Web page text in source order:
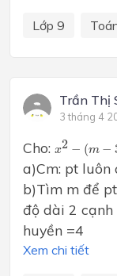
Lớp 9
Trần Thị
3 tháng 4
Cho: x2 − (m −
2 m
a)Cm: pt luôn
b)Tìm m để
độ dài 2
huyền =4
Xem chi tiết